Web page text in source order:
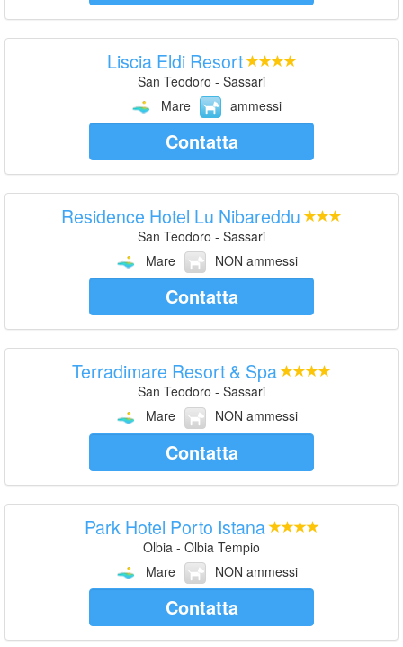
Liscia Eldi Resort
San Teodoro - Sassari
Mare
ammessi
Contatta
Residence Hotel Lu Nibareddu
San Teodoro - Sassari
Mare
NON ammessi
Contatta
Terradimare Resort & Spa
San Teodoro - Sassari
Mare
NON ammessi
Contatta
Park Hotel Porto Istana
Olbia - Olbia Tempio
Mare
NON ammessi
Contatta